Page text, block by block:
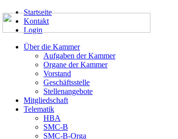
Startseite
Kontakt
Login
Über die Kammer
Aufgaben der Kammer
Organe der Kammer
Vorstand
Geschäftsstelle
Stellenangebote
Mitgliedschaft
Telematik
HBA
SMC-B
SMC-B-Orga